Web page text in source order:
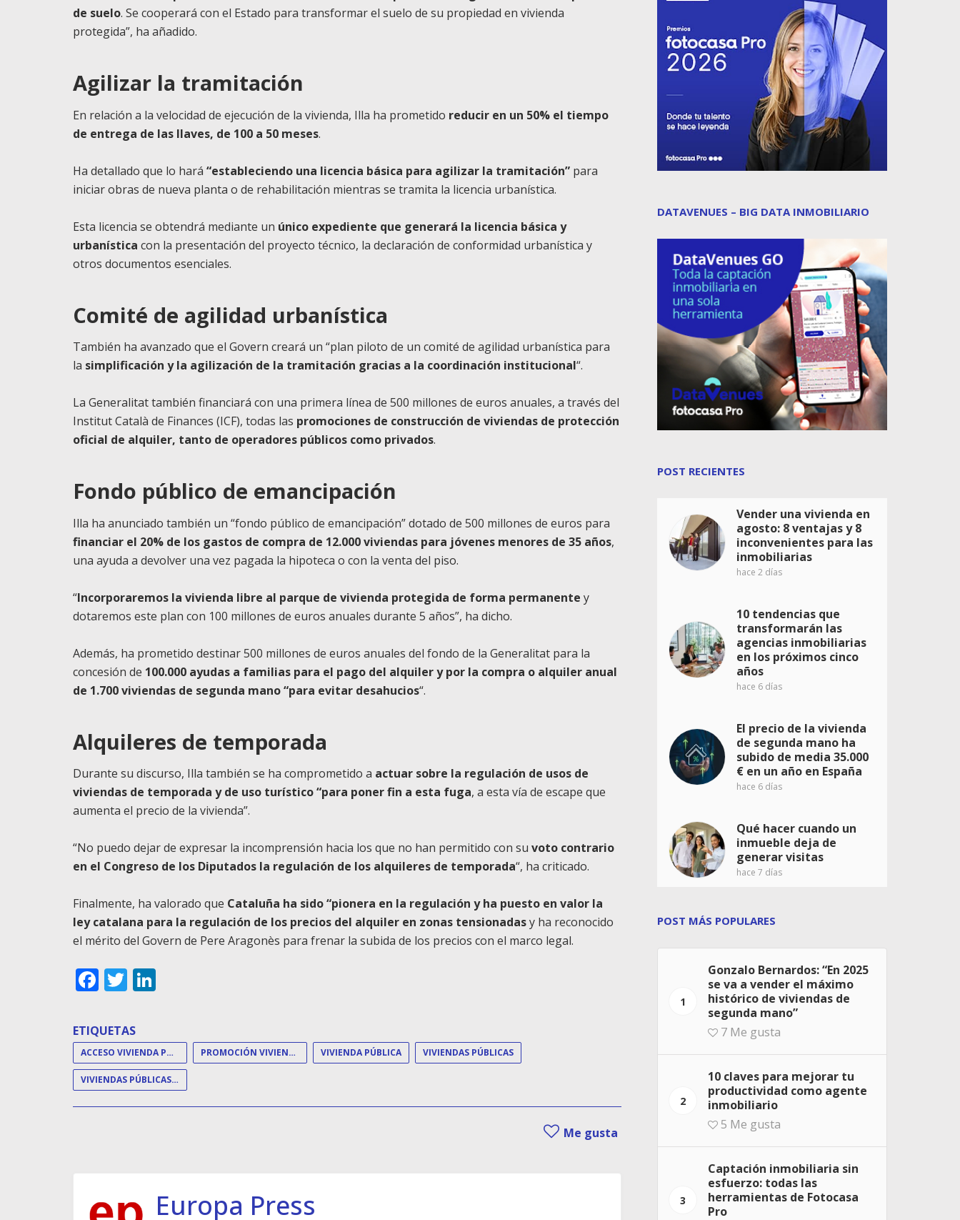
de suelo. Se cooperará con el Estado para transformar el suelo de su propiedad en vivienda
protegida”, ha añadido.
Agilizar la tramitación
En relación a la velocidad de ejecución de la vivienda, Illa ha prometido reducir en un 50% el tiempo
de entrega de las llaves, de 100 a 50 meses.
Ha detallado que lo hará “estableciendo una licencia básica para agilizar la tramitación” para
iniciar obras de nueva planta o de rehabilitación mientras se tramita la licencia urbanística.
Esta licencia se obtendrá mediante un único expediente que generará la licencia básica y
urbanística con la presentación del proyecto técnico, la declaración de conformidad urbanística y
otros documentos esenciales.
Comité de agilidad urbanística
También ha avanzado que el Govern creará un “plan piloto de un comité de agilidad urbanística para
la simplificación y la agilización de la tramitación gracias a la coordinación institucional“.
La Generalitat también financiará con una primera línea de 500 millones de euros anuales, a través del
Institut Català de Finances (ICF), todas las promociones de construcción de viviendas de protección
oficial de alquiler, tanto de operadores públicos como privados.
Fondo público de emancipación
Illa ha anunciado también un “fondo público de emancipación” dotado de 500 millones de euros para
financiar el 20% de los gastos de compra de 12.000 viviendas para jóvenes menores de 35 años,
una ayuda a devolver una vez pagada la hipoteca o con la venta del piso.
“Incorporaremos la vivienda libre al parque de vivienda protegida de forma permanente y
dotaremos este plan con 100 millones de euros anuales durante 5 años”, ha dicho.
Además, ha prometido destinar 500 millones de euros anuales del fondo de la Generalitat para la
concesión de 100.000 ayudas a familias para el pago del alquiler y por la compra o alquiler anual
de 1.700 viviendas de segunda mano “para evitar desahucios“.
Alquileres de temporada
Durante su discurso, Illa también se ha comprometido a actuar sobre la regulación de usos de
viviendas de temporada y de uso turístico “para poner fin a esta fuga, a esta vía de escape que
aumenta el precio de la vivienda”.
“No puedo dejar de expresar la incomprensión hacia los que no han permitido con su voto contrario
en el Congreso de los Diputados la regulación de los alquileres de temporada“, ha criticado.
Finalmente, ha valorado que Cataluña ha sido “pionera en la regulación y ha puesto en valor la
ley catalana para la regulación de los precios del alquiler en zonas tensionadasy ha reconocido
el mérito del Govern de Pere Aragonès para frenar la subida de los precios con el marco legal.
Facebook
Twitter
ETIQUETAS
ACCESO VIVIENDA PÚBLICA PROMOCIÓN VIVIENDA PÚBLICA VIVIENDA PÚBLICA VIVIENDAS PÚBLICAS
VIVIENDAS PÚBLICAS EN CATALUÑA
Me gusta
Europa Press
DATAVENUES – BIG DATA INMOBILIARIO
POST RECIENTES
Vender una vivienda en
agosto: 8 ventajas y 8
inconvenientes para las
inmobiliarias
hace 2 días
10 tendencias que
transformarán las
agencias inmobiliarias
en los próximos cinco
años
hace 6 días
El precio de la vivienda
de segunda mano ha
subido de media 35.000
€ en un año en España
hace 6 días
Qué hacer cuando un
inmueble deja de
generar visitas
hace 7 días
POST MÁS POPULARES
1
Gonzalo Bernardos: “En 2025
se va a vender el máximo
histórico de viviendas de
segunda mano”
7 Me gusta
2
10 claves para mejorar tu
productividad como agente
inmobiliario
5 Me gusta
3
Captación inmobiliaria sin
esfuerzo: todas las
herramientas de Fotocasa
Pro